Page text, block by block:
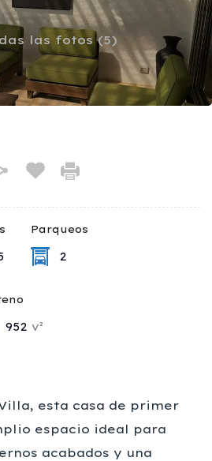
las fotos (5)
Parqueos
2
952 v²
esta casa de primer
espacio ideal para
acabados y una